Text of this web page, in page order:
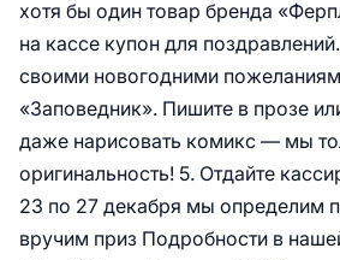
хотя бы один товар бренда
на кассе купон для
своими новогодними
«Заповедник». Пишите в прозе
даже нарисовать комикс — мы
оригинальность! 5. Отдайте
23 по 27 декабря мы определим
вручим приз Подробности в